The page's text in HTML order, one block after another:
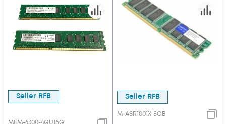
Seller RFB Seller RFB
M-ASR1001X-8GB